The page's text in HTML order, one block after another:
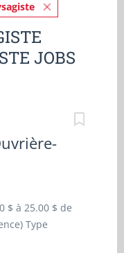
JOBS
$ à 25.00 $ de
Type